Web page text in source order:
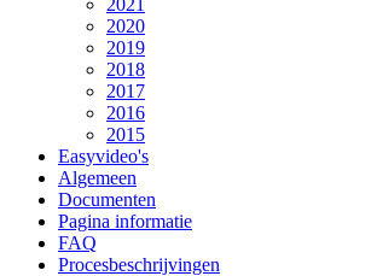
2021
2020
2019
2018
2017
2016
2015
Easyvideo's
Algemeen
Documenten
Pagina informatie
FAQ
Procesbeschrijvingen